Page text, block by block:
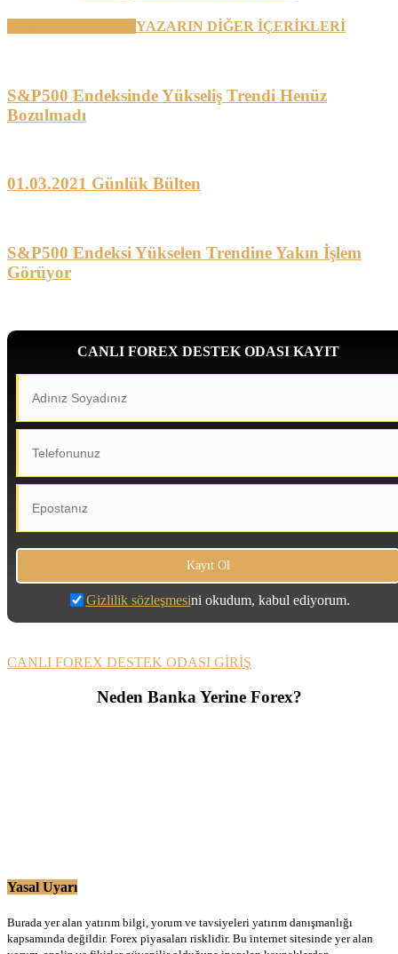
YAZARIN DİĞER İÇERİKLERİ
S&P500 Endeksinde Yükseliş Trendi Henüz
Bozulmadı
01.03.2021 Günlük Bülten
S&P500 Endeksi Yükselen Trendine Yakın İşlem
Görüyor
CANLI FOREX DESTEK ODASI KAYIT
Gizlilik sözleşmesini okudum, kabul ediyorum.
CANLI FOREX DESTEK ODASI GİRİŞ
Neden Banka Yerine Forex?
Yasal Uyarı
Burada yer alan yatırım bilgi, yorum ve tavsiyeleri yatırım danışmanlığı
kapsamında değildir. Forex piyasaları risklidir. Bu internet sitesinde yer alan